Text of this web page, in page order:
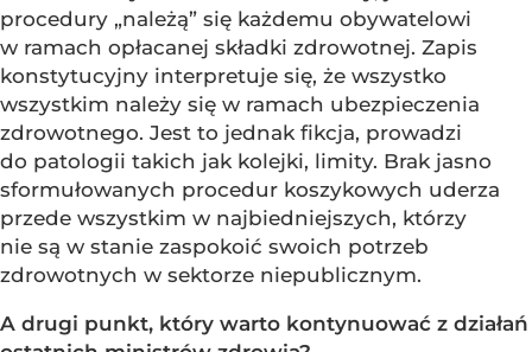
procedury „należą” się każdemu obywatelowi
w ramach opłacanej składki zdrowotnej. Zapis
konstytucyjny interpretuje się, że wszystko
wszystkim należy się w ramach ubezpieczenia
zdrowotnego. Jest to jednak fikcja, prowadzi
do patologii takich jak kolejki, limity. Brak jasno
sformułowanych procedur koszykowych uderza
przede wszystkim w najbiedniejszych, którzy
nie są w stanie zaspokoić swoich potrzeb
zdrowotnych w sektorze niepublicznym.
A drugi punkt, który warto kontynuować z działań